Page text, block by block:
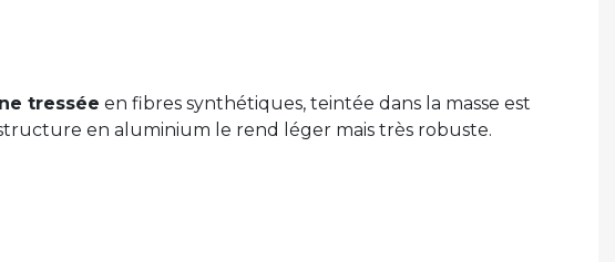
tressée en fibres synthétiques, teintée dans la masse est
en aluminium le rend léger mais très robuste.